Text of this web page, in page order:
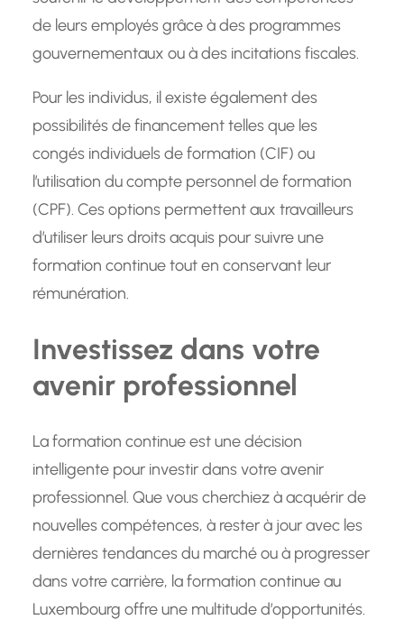
de leurs employés grâce à des programmes
gouvernementaux ou à des incitations fiscales.
Pour les individus, il existe également des
possibilités de financement telles que les
congés individuels de formation (CIF) ou
l’utilisation du compte personnel de formation
(CPF). Ces options permettent aux travailleurs
d’utiliser leurs droits acquis pour suivre une
formation continue tout en conservant leur
rémunération.
Investissez dans votre
avenir professionnel
La formation continue est une décision
intelligente pour investir dans votre avenir
professionnel. Que vous cherchiez à acquérir de
nouvelles compétences, à rester à jour avec les
dernières tendances du marché ou à progresser
dans votre carrière, la formation continue au
Luxembourg offre une multitude d’opportunités.